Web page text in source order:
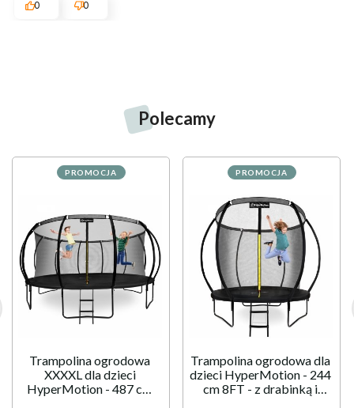
0 0
Polecamy
PROMOCJA
Trampolina ogrodowa
XXXXL dla dzieci
HyperMotion - 487 cm
PROMOCJA
Trampolina ogrodowa dla
dzieci HyperMotion - 244
cm 8FT - z drabinką i